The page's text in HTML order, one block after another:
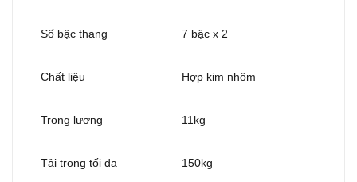
Số bậc thang 7 bậc x 2
Chất liệu Hợp kim nhôm
Trọng lượng 11kg
Tải trọng tối đa 150kg